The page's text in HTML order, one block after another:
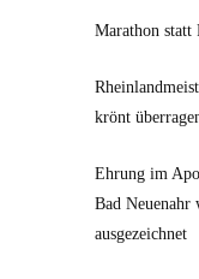
Marathon statt
krönt
Ehrung im
Bad Neuenahr
ausgezeichnet